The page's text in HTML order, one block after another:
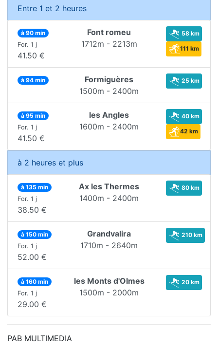
Entre 1 et 2 heures
à 90 min
For. 1 j
41.50 €
Font romeu
1712m - 2213m
58 km
111 km
à 94 min
Formiguères
1500m - 2400m
25 km
à 95 min
For. 1 j
41.50 €
les Angles
1600m - 2400m
40 km
42 km
à 2 heures et plus
à 135 min
For. 1 j
38.50 €
Ax les Thermes
1400m - 2400m
80 km
à 150 min
For. 1 j
52.00 €
Grandvalira
1710m - 2640m
210 km
à 160 min
For. 1 j
29.00 €
les Monts d'Olmes
1500m - 2000m
20 km
PAB MULTIMEDIA